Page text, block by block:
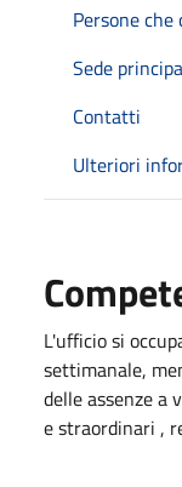
Persone
Sede
Contatti
Ulteriori
L'ufficiosi
settimanale,
delle assenze a
e straordinari ,